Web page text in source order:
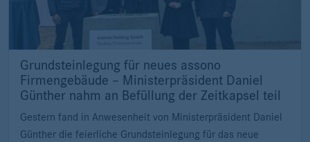
Grundsteinlegung für neues assono
Firmengebäude – Ministerpräsident Daniel
Günther nahm an Befüllung der Zeitkapsel teil
Gestern fand in Anwesenheit von Ministerpräsident Daniel
Günther die feierliche Grundsteinlegung für das neue